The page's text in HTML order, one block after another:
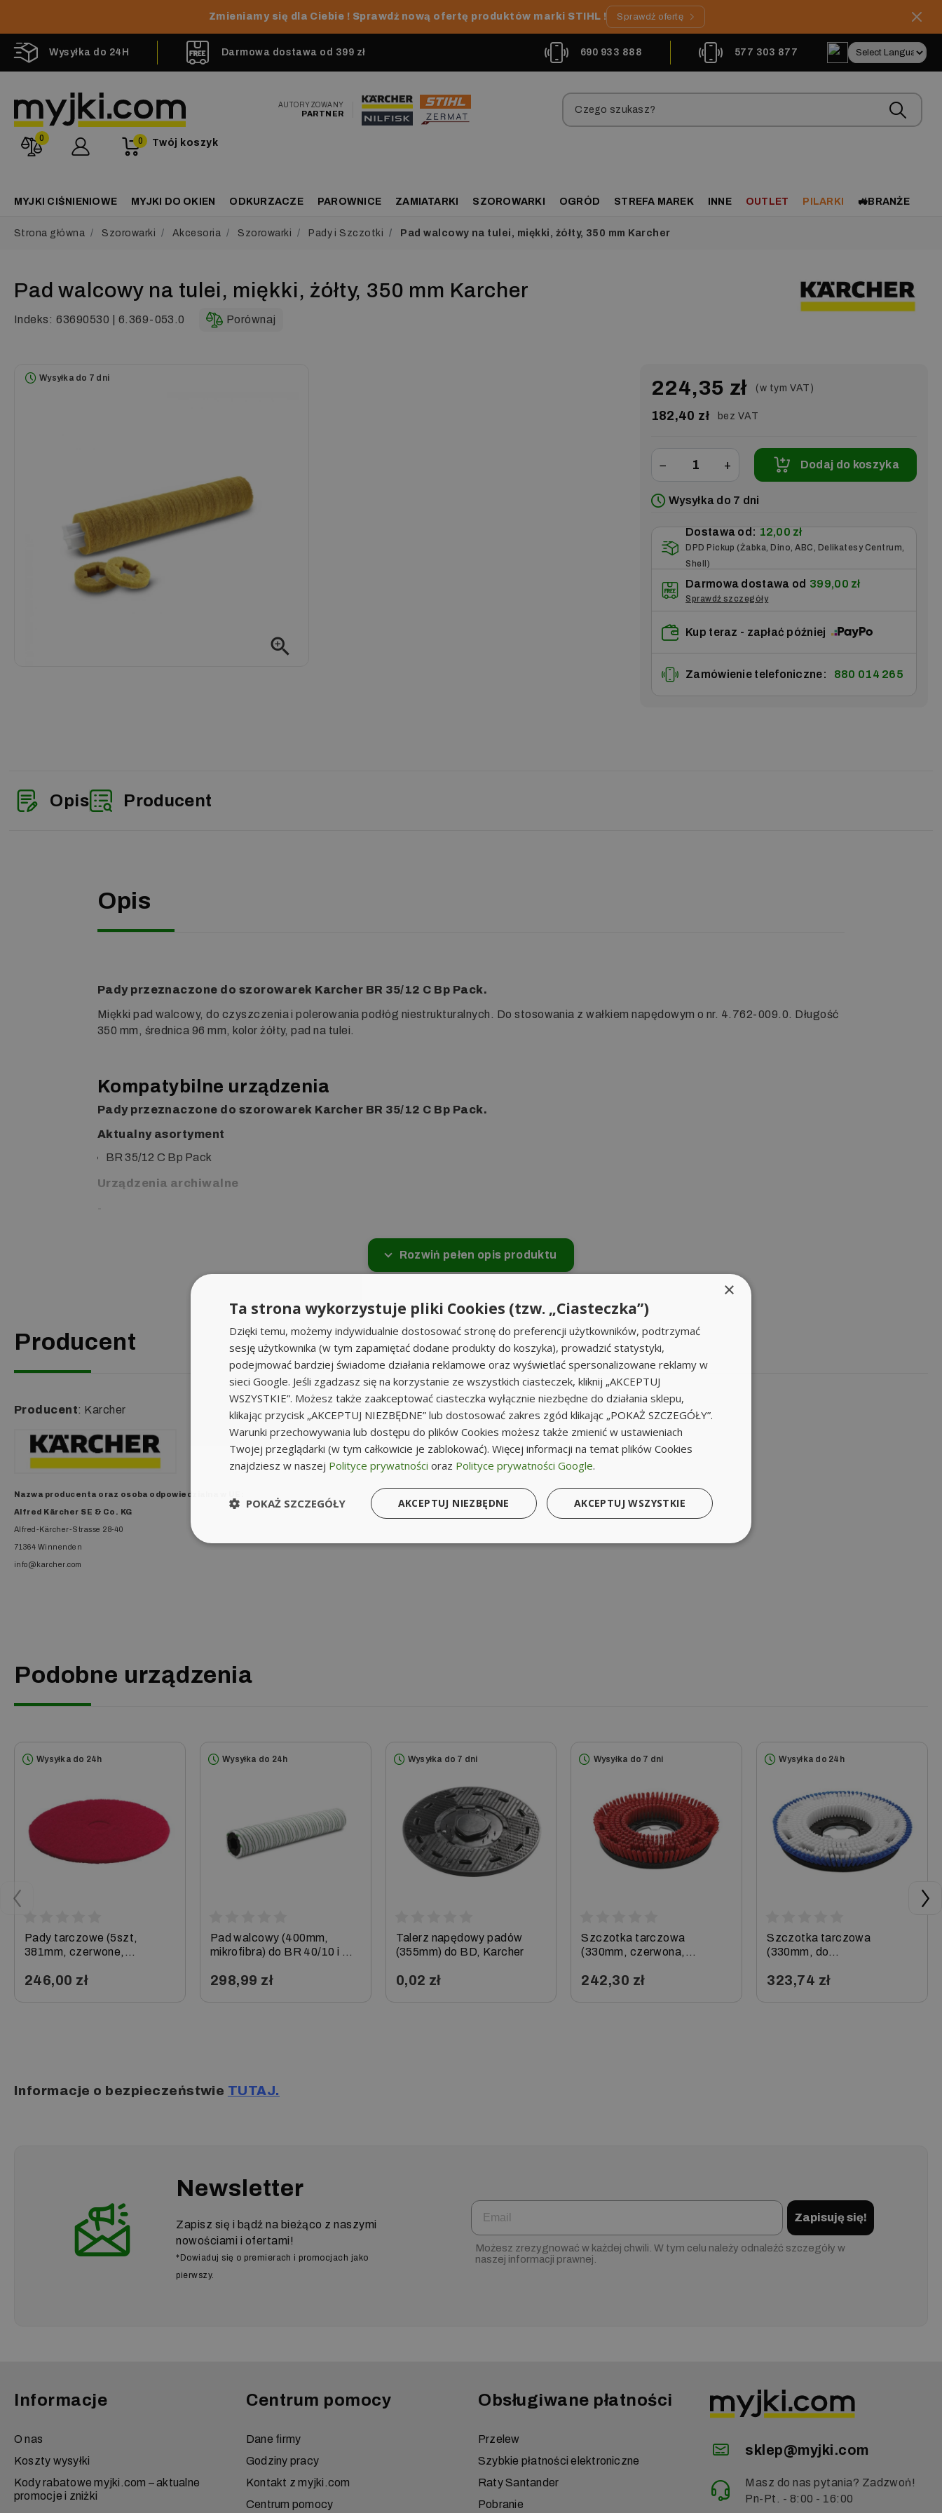
Zmieniamy się dla Ciebie ! Sprawdź nową ofertę produktów marki STIHL ! Sprawdź ofertę
Wysyłka do 24H Darmowa dostawa od 399 zł 690 933 888 577 303 877
AUTORYZOWANY
PARTNER
0 Twój koszyk
0
MYJKI CIŚNIENIOWE MYJKI DO OKIEN ODKURZACZE PAROWNICE ZAMIATARKI SZOROWARKI OGRÓD STREFA MAREK INNE OUTLET PILARKI 🚜BRANŻE
Strona główna Szorowarki Akcesoria Szorowarki Pady i Szczotki Pad walcowy na tulei, miękki, żółty, 350 mm Karcher
Pad walcowy na tulei, miękki, żółty, 350 mm Karcher
Indeks: 63690530 | 6.369-053.0 Porównaj
Wysyłka do 7 dni
zoom_in
224,35 zł (w tym VAT)
182,40 zł bez VAT
− + Dodaj do koszyka
Wysyłka do 7 dni
Dostawa od: 12,00 zł
DPD Pickup (Żabka, Dino, ABC, Delikatesy Centrum,
Shell)
Darmowa dostawa od 399,00 zł
Sprawdź szczegóły
Kup teraz - zapłać później
Zamówienie telefoniczne: 880 014 265
Opis Producent
Opis
Pady przeznaczone do szorowarek Karcher BR 35/12 C Bp Pack.
Miękki pad walcowy, do czyszczenia i polerowania podłóg niestrukturalnych. Do stosowania z wałkiem napędowym o nr. 4.762-009.0. Długość
350 mm, średnica 96 mm, kolor żółty, pad na tulei.
Kompatybilne urządzenia
Pady przeznaczone do szorowarek Karcher BR 35/12 C Bp Pack.
Aktualny asortyment
BR 35/12 C Bp Pack
Urządzenia archiwalne
Rozwiń pełen opis produktu
Producent
Producent: Karcher
Nazwa producenta oraz osoba odpowiedzialna w UE
Alfred Kärcher SE & Co. KG
Alfred-Kärcher-Strasse 28-40
71364 Winnenden
info@karcher.com
Podobne urządzenia
Wysyłka do 24h
Pady tarczowe (5szt,
381mm, czerwone,
Karcher
246,00 zł
Wysyłka do 24h
Pad walcowy (400mm,
mikrofibra) do BR 40/10 i BR
298,99 zł
Wysyłka do 7 dni
Talerz napędowy padów
(355mm) do BD, Karcher
0,02 zł
Wysyłka do 7 dni
Szczotka tarczowa
(330mm, czerwona,
33/180, Karcher
242,30 zł
Wysyłka do 24h
Szczotka tarczowa
(330mm, do
33/180, Karcher
323,74 zł
Informacje o bezpieczeństwie TUTAJ.
Newsletter
Zapisz się i bądź na bieżąco z naszymi
nowościami i ofertami!
*Dowiaduj się o premierach i promocjach jako
pierwszy.
Email
Zapisuję się!
Możesz zrezygnować w każdej chwili. W tym celu należy odnaleźć szczegóły w
naszej informacji prawnej.
Informacje
O nas
Koszty wysyłki
Kody rabatowe myjki.com – aktualne
promocje i zniżki
Centrum pomocy
Dane firmy
Godziny pracy
Kontakt z myjki.com
Centrum pomocy
Obsługiwane płatności
Przelew
Szybkie płatności elektroniczne
Raty Santander
Pobranie
sklep@myjki.com
Masz do nas pytania? Zadzwoń!
Pn-Pt. - 8:00 - 16:00
×
Ta strona wykorzystuje pliki Cookies (tzw. „Ciasteczka”)
Dzięki temu, możemy indywidualnie dostosować stronę do preferencji użytkowników, podtrzymać
sesję użytkownika (w tym zapamiętać dodane produkty do koszyka), prowadzić statystyki,
podejmować bardziej świadome działania reklamowe oraz wyświetlać spersonalizowane reklamy w
sieci Google. Jeśli zgadzasz się na korzystanie ze wszystkich ciasteczek, kliknij „AKCEPTUJ
WSZYSTKIE”. Możesz także zaakceptować ciasteczka wyłącznie niezbędne do działania sklepu,
klikając przycisk „AKCEPTUJ NIEZBĘDNE” lub dostosować zakres zgód klikając „POKAŻ SZCZEGÓŁY”.
Warunki przechowywania lub dostępu do plików Cookies możesz także zmienić w ustawieniach
Twojej przeglądarki (w tym całkowicie je zablokować). Więcej informacji na temat plików Cookies
znajdziesz w naszej Polityce prywatności oraz Polityce prywatności Google.
AKCEPTUJ WSZYSTKIE
AKCEPTUJ NIEZBĘDNE
POKAŻ SZCZEGÓŁY